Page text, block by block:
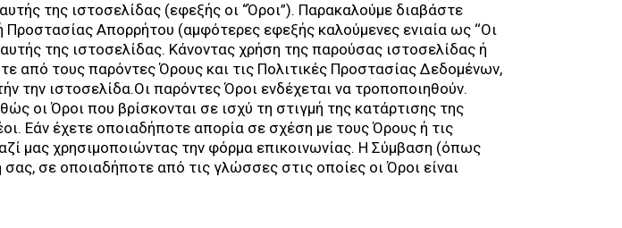
της ιστοσελίδας (εφεξής οι “Όροι”). Παρακαλούμε διαβάστε
Απορρήτου (αμφότερες εφεξής καλούμενες ενιαία ως ‘‘Οι
της ιστοσελίδας. Κάνοντας χρήση της παρούσας ιστοσελίδας ή
από τους παρόντες Όρους και τις Πολιτικές Προστασίας Δεδομένων,
την ιστοσελίδα.Οι παρόντες Όροι ενδέχεται να τροποποιηθούν.
οι Όροι που βρίσκονται σε ισχύ τη στιγμή της κατάρτισης της
Εάν έχετε οποιαδήποτε απορία σε σχέση με τους Όρους ή τις
μας χρησιμοποιώντας την φόρμα επικοινωνίας. Η Σύμβαση (όπως
σε οποιαδήποτε από τις γλώσσες στις οποίες οι Όροι είναι